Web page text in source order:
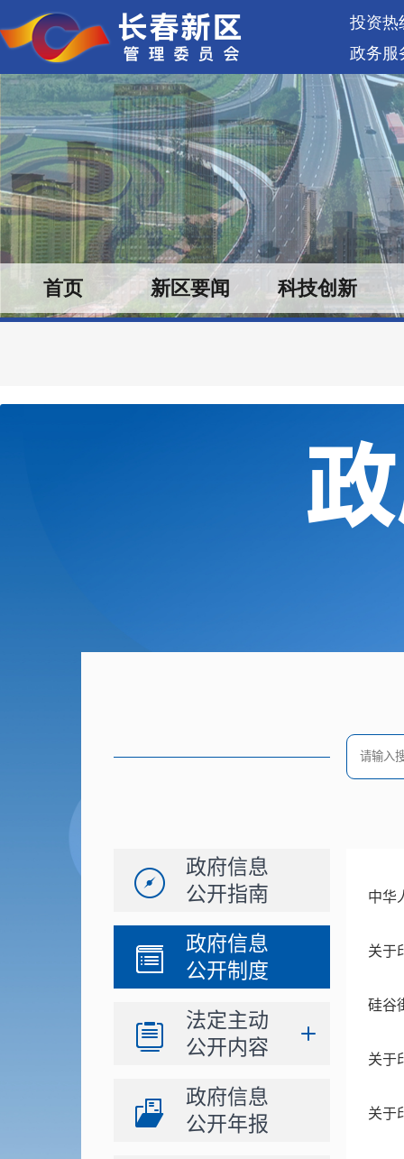
政府信息
公开指南
政府信息
公开制度
法定主动
公开内容
政府信息
公开年报
中华
关于
硅谷
关于
关于